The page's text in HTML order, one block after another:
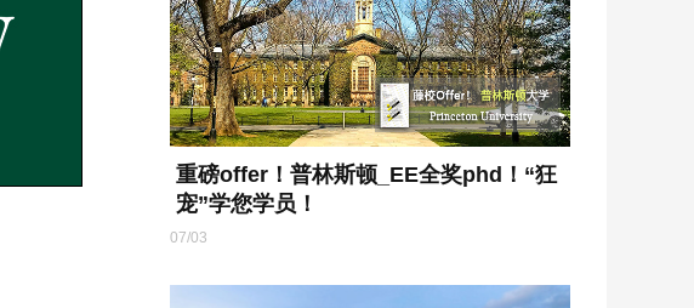
重磅offer！普林斯顿_EE全奖phd！“狂
宠”学您学员！
07/03